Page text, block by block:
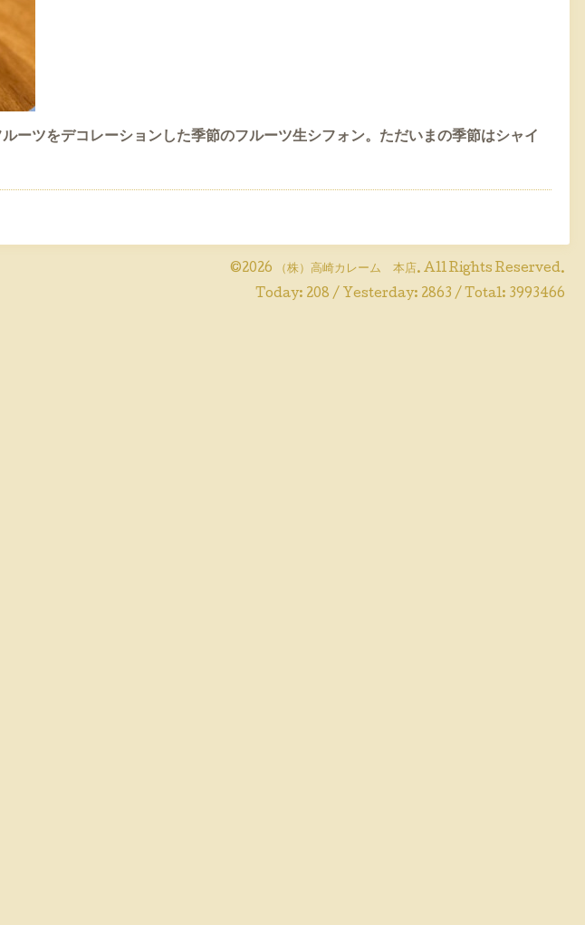
ーツをデコレーションした季節のフルーツ生シフォン。ただいまの季節はシャイ
©2026 （株）高崎カレーム 本店. All Rights Reserved.
Today: 208 / Yesterday: 2863 / Total: 3993466